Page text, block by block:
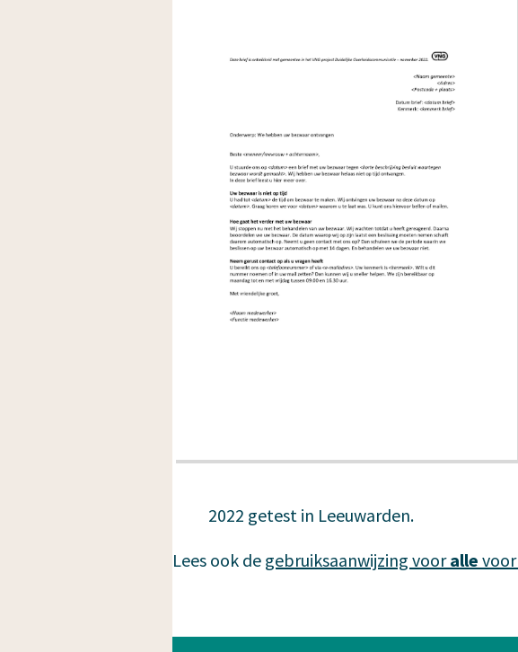
2022 getest in Leeuwarden.
Lees ook de gebruiksaanwijzing vooralle